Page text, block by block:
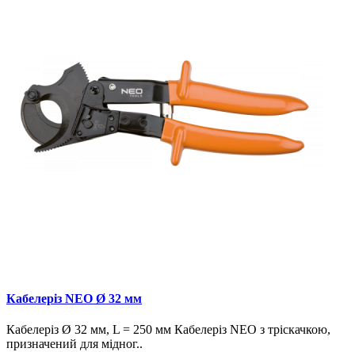
Кабелеріз NEO Ø 32 мм
Кабелеріз Ø 32 мм, L = 250 мм Кабелеріз NEO з тріскачкою,
призначений для мідног..